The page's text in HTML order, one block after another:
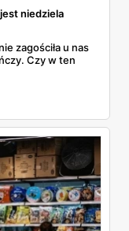
niedziela
zagościła u nas
Czy w ten